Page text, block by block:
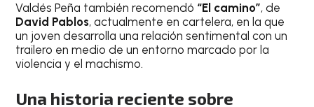
Valdés Peña también recomendó “El camino”, de
David Pablos, actualmente en cartelera, en la que
un joven desarrolla una relación sentimental con un
trailero en medio de un entorno marcado por la
violencia y el machismo.
Una historia reciente sobre